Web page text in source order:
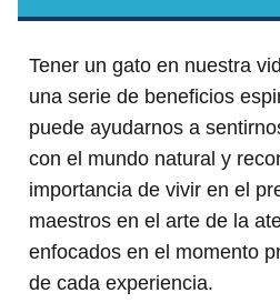
Tener un gato en nuestra
una serie de beneficios
puede ayudarnos a
con el mundo natural y
importancia de vivir en el
maestros en el arte de la
enfocados en el momento
de cada experiencia.